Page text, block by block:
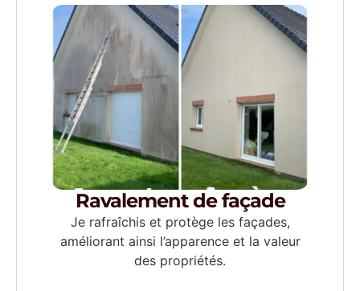
Ravalement de façade
Je rafraîchis et protège les façades,
améliorant ainsi l’apparence et la valeur
des propriétés.